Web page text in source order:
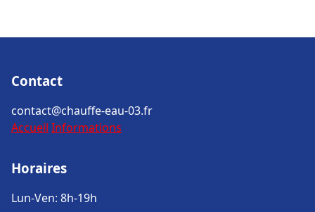
Contact
contact@chauffe-eau-03.fr
Accueil Informations
Horaires
Lun-Ven: 8h-19h